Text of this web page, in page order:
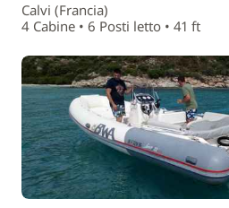
Calvi (Francia)
4 Cabine • 6 Posti letto • 41 ft